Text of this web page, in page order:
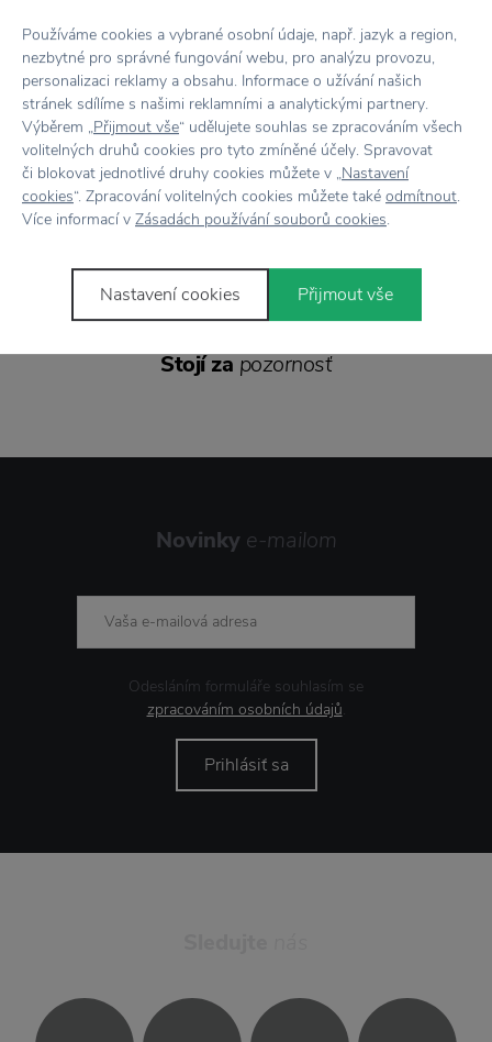
Všetko skladom, odosielame ihneď
Doprava zadarmo nad 100 €
Vrátenie tovarudo 30 dní
7500+ produktov na výber
Showroomv Zlíne
Stojí zapozornosť
Novinky e-mailom
Odesláním formuláře souhlasím se
zpracováním osobních údajů.
Prihlásiť sa
Používáme cookies a vybrané osobní údaje, např. jazyk a region,
nezbytné pro správné fungování webu, pro analýzu provozu,
personalizaci reklamy a obsahu. Informace o užívání našich
stránek sdílíme s našimi reklamními a analytickými partnery.
Výběrem „Přijmout vše“ udělujete souhlas se zpracováním všech
volitelných druhů cookies pro tyto zmíněné účely. Spravovat
či blokovat jednotlivé druhy cookies můžete v „Nastavení
cookies“. Zpracování volitelných cookies můžete také odmítnout.
Více informací v Zásadách používání souborů cookies.
Nastavení cookies Přijmout vše